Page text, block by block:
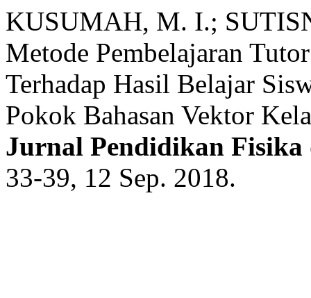
KUSUMAH, M. I.;
Metode Pembelajaran
Terhadap Hasil Belajar
Pokok Bahasan Vektor
Jurnal Pendidikan Fisika
33-39, 12 Sep. 2018.